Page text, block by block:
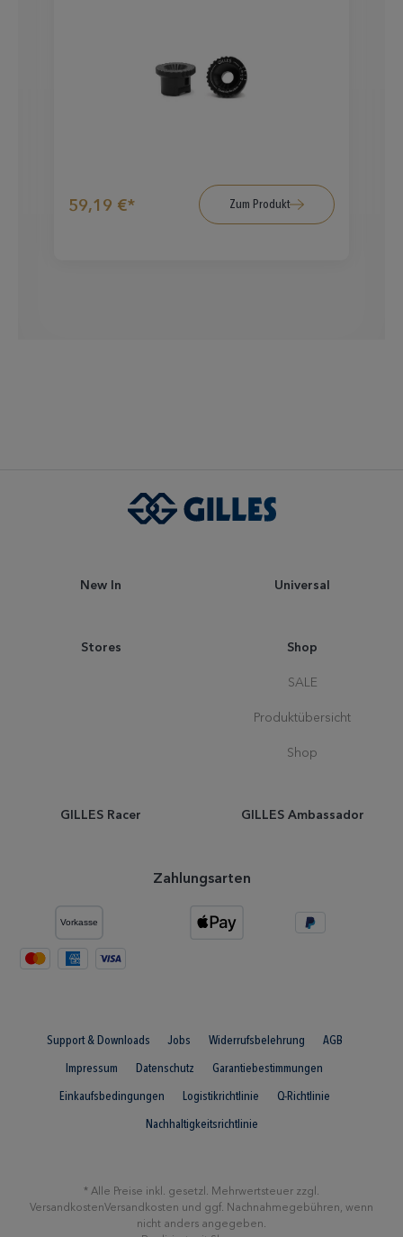
59,19 €* Zum Produkt
New In Universal
Stores Shop
SALE
Produktübersicht
Shop
GILLES Racer GILLES Ambassador
Zahlungsarten
Support & Downloads Jobs Widerrufsbelehrung AGB
Impressum Datenschutz Garantiebestimmungen
Einkaufsbedingungen Logistikrichtlinie Q-Richtlinie
Nachhaltigkeitsrichtlinie
* Alle Preise inkl. gesetzl. Mehrwertsteuer zzgl.
VersandkostenVersandkosten und ggf. Nachnahmegebühren, wenn
nicht anders angegeben.